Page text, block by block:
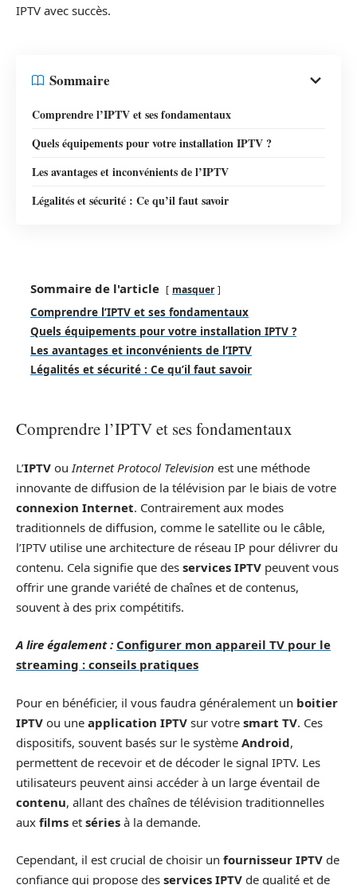
IPTV avec succès.
Sommaire
Comprendre l’IPTV et ses fondamentaux
Quels équipements pour votre installation IPTV ?
Les avantages et inconvénients de l’IPTV
Légalités et sécurité : Ce qu’il faut savoir
Sommaire de l'article masquer
Comprendre l’IPTV et ses fondamentaux
Quels équipements pour votre installation IPTV ?
Les avantages et inconvénients de l’IPTV
Légalités et sécurité : Ce qu’il faut savoir
Comprendre l’IPTV et ses fondamentaux
L’IPTV ou Internet Protocol Television est une méthode
innovante de diffusion de la télévision par le biais de votre
connexion Internet. Contrairement aux modes
traditionnels de diffusion, comme le satellite ou le câble,
l’IPTV utilise une architecture de réseau IP pour délivrer du
contenu. Cela signifie que des services IPTV peuvent vous
offrir une grande variété de chaînes et de contenus,
souvent à des prix compétitifs.
A lire également : Configurer mon appareil TV pour le
streaming : conseils pratiques
Pour en bénéficier, il vous faudra généralement un boitier
IPTV ou une application IPTV sur votre smart TV. Ces
dispositifs, souvent basés sur le système Android,
permettent de recevoir et de décoder le signal IPTV. Les
utilisateurs peuvent ainsi accéder à un large éventail de
contenu, allant des chaînes de télévision traditionnelles
aux films et séries à la demande.
Cependant, il est crucial de choisir un fournisseur IPTV de
confiance qui propose des services IPTV de qualité et de